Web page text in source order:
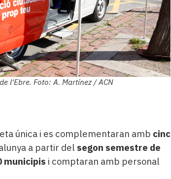
l'Ebre. Foto: A. Martínez / ACN
única i es complementaran amb cinc
a partir del segon semestre de
municipis i comptaran amb personal